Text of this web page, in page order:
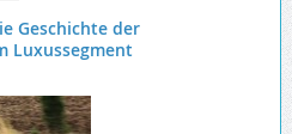
Geschichte der
Luxussegment